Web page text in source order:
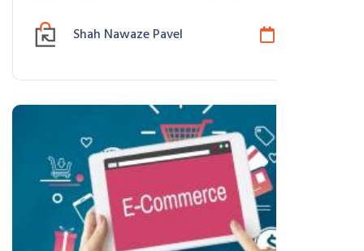
গড়বেন।
Shah Nawaze Pavel